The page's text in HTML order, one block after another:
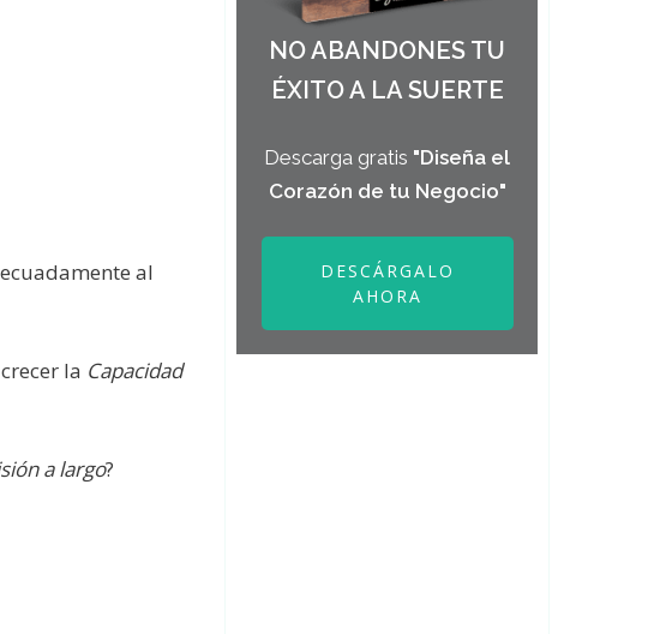
al
la Capacidad
a largo?
NO ABANDONES TU
ÉXITO A LA SUERTE
Descarga gratis "Diseña el
Corazón de tu Negocio"
DESCÁRGALO
AHORA